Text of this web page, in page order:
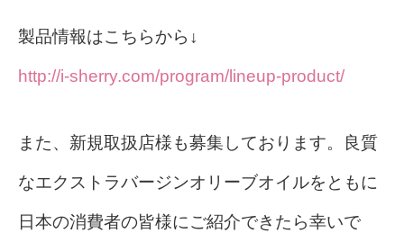
製品情報はこちらから↓
http://i-sherry.com/program/lineup-product/
また、新規取扱店様も募集しております。良質
なエクストラバージンオリーブオイルをともに
日本の消費者の皆様にご紹介できたら幸いで